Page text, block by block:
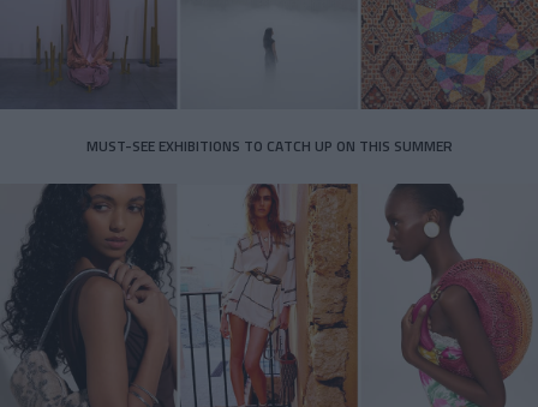
MUST-SEE EXHIBITIONS TO CATCH UP ON THIS SUMMER